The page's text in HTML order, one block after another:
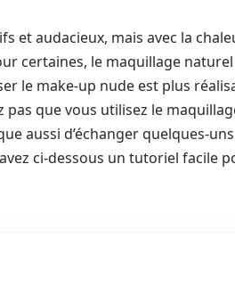
et audacieux, mais avec la
certaines, le maquillage
le make-up nude est plus
pas que vous utilisez le
aussi d’échanger quelques-
ci-dessous un tutoriel facile